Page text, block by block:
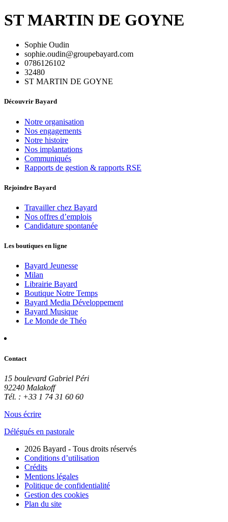
ST MARTIN DE GOYNE
Sophie Oudin
sophie.oudin@groupebayard.com
0786126102
32480
ST MARTIN DE GOYNE
Découvrir Bayard
Notre organisation
Nos engagements
Notre histoire
Nos implantations
Communiqués
Rapports de gestion & rapports RSE
Rejoindre Bayard
Travailler chez Bayard
Nos offres d’emplois
Candidature spontanée
Les boutiques en ligne
Bayard Jeunesse
Milan
Librairie Bayard
Boutique Notre Temps
Bayard Media Développement
Bayard Musique
Le Monde de Théo
Contact
15 boulevard Gabriel Péri
92240 Malakoff
Tél. : +33 1 74 31 60 60
Nous écrire
Délégués en pastorale
2026 Bayard - Tous droits réservés
Conditions d’utilisation
Crédits
Mentions légales
Politique de confidentialité
Gestion des cookies
Plan du site